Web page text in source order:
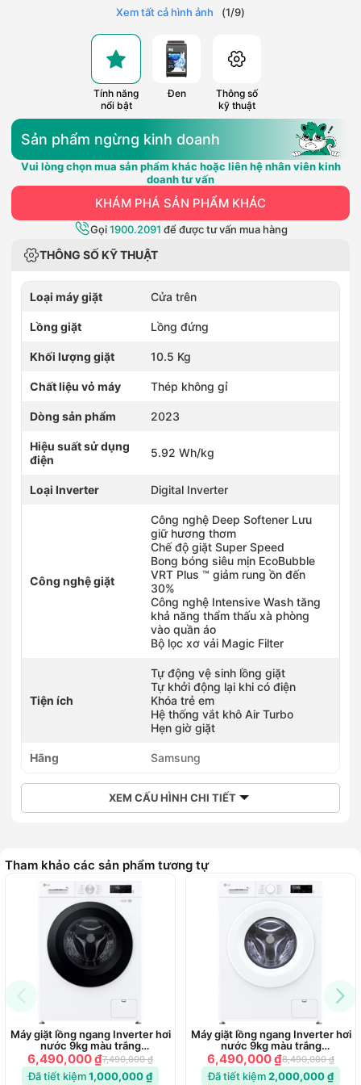
Xem tất cả hình ảnh (1/9)
Tính năng
nổi bật
Đen
Thông số
kỹ thuật
Sản phẩm ngừng kinh doanh
Vui lòng chọn mua sản phẩm khác hoặc liên hệ nhân viên kinh
doanh tư vấn
KHÁM PHÁ SẢN PHẨM KHÁC
Gọi1900.2091 để được tư vấn mua hàng
THÔNG SỐ KỸ THUẬT
Loại máy giặt Cửa trên
Lồng giặt Lồng đứng
Khối lượng giặt 10.5 Kg
Chất liệu vỏ máy Thép không gỉ
Dòng sản phẩm 2023
Hiệu suất sử dụng
điện
5.92 Wh/kg
Loại Inverter Digital Inverter
Công nghệ giặt
Công nghệ Deep Softener Lưu
giữ hương thơm
Chế độ giặt Super Speed
Bong bóng siêu mịn EcoBubble
VRT Plus ™ giảm rung ồn đến
30%
Công nghệ Intensive Wash tăng
khả năng thẩm thấu xà phòng
vào quần áo
Bộ lọc xơ vải Magic Filter
Tiện ích
Tự động vệ sinh lồng giặt
Tự khởi động lại khi có điện
Khóa trẻ em
Hệ thống vắt khô Air Turbo
Hẹn giờ giặt
Hãng Samsung
XEM CẤU HÌNH CHI TIẾT
Tham khảo các sản phẩm tương tự
Máy giặt lồng ngang Inverter hơi
nước 9kg màu trắng
FB1209S6W1
6,490,000 ₫7,490,000 ₫
Đã tiết kiệm1,000,000 ₫
Máy giặt lồng ngang Inverter hơi
nước 9kg màu trắng
FB1209S6W
6,490,000 ₫8,490,000 ₫
Đã tiết kiệm2,000,000 ₫